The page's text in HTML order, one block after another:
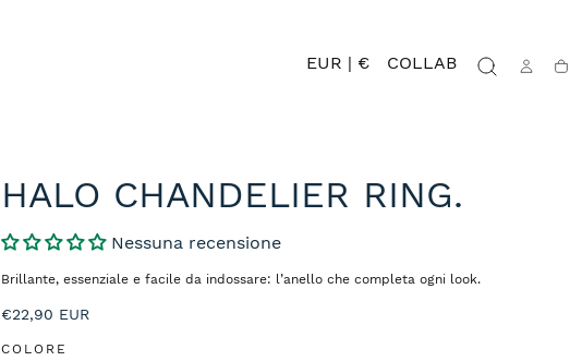
EUR | €
COLLAB
HALO CHANDELIER RING.
Nessuna recensione
Brillante, essenziale e facile da indossare: l’anello che completa ogni look.
Prezzo
€22,90 EUR
COLORE